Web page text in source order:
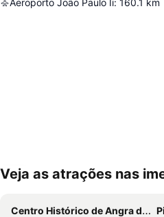
Aeroporto João Paulo Ii: 160.1 km
Ampliar mapa
Veja as atrações nas
Centro Histórico de Angra do Heroismo